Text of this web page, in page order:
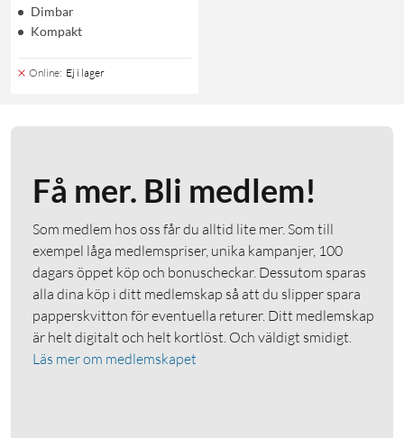
Dimbar
Kompakt
Online: Ej i lager
Få mer. Bli medlem!
Som medlem hos oss får du alltid lite mer. Som till
exempel låga medlemspriser, unika kampanjer, 100
dagars öppet köp och bonuscheckar. Dessutom sparas
alla dina köp i ditt medlemskap så att du slipper spara
papperskvitton för eventuella returer. Ditt medlemskap
är helt digitalt och helt kortlöst. Och väldigt smidigt.
Läs mer om medlemskapet